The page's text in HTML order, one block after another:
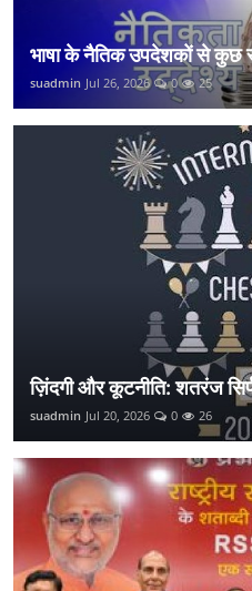
भाषा के नैतिक उपदेशकों से कुछ
suadmin Jul 26, 2026 0 25
ज़िंदगी और कूटनीति: शतरंज
suadmin Jul 20, 2026 0 26